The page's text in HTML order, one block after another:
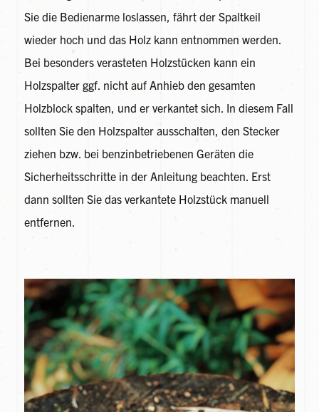
Sie die Bedienarme loslassen, fährt der Spaltkeil
wieder hoch und das Holz kann entnommen werden.
Bei besonders verasteten Holzstücken kann ein
Holzspalter ggf. nicht auf Anhieb den gesamten
Holzblock spalten, und er verkantet sich. In diesem Fall
sollten Sie den Holzspalter ausschalten, den Stecker
ziehen bzw. bei benzinbetriebenen Geräten die
Sicherheitsschritte in der Anleitung beachten. Erst
dann sollten Sie das verkantete Holzstück manuell
entfernen.